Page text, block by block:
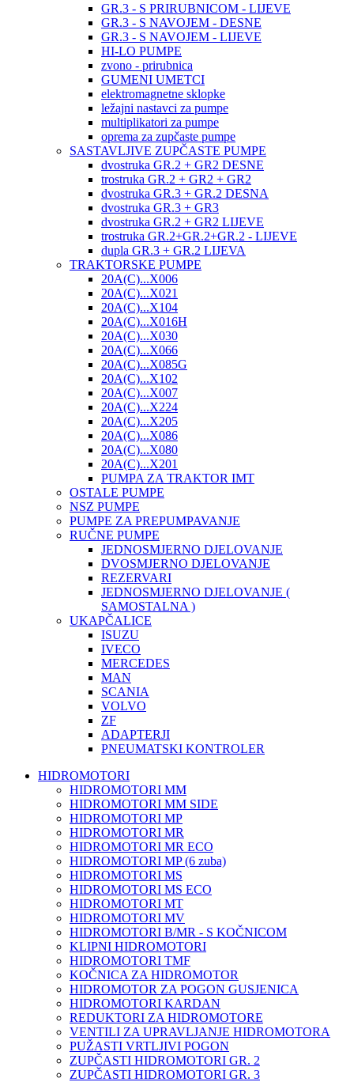
GR.3 - S PRIRUBNICOM - LIJEVE
GR.3 - S NAVOJEM - DESNE
GR.3 - S NAVOJEM - LIJEVE
HI-LO PUMPE
zvono - prirubnica
GUMENI UMETCI
elektromagnetne sklopke
ležajni nastavci za pumpe
multiplikatori za pumpe
oprema za zupčaste pumpe
SASTAVLJIVE ZUPČASTE PUMPE
dvostruka GR.2 + GR2 DESNE
trostruka GR.2 + GR2 + GR2
dvostruka GR.3 + GR.2 DESNA
dvostruka GR.3 + GR3
dvostruka GR.2 + GR2 LIJEVE
trostruka GR.2+GR.2+GR.2 - LIJEVE
dupla GR.3 + GR.2 LIJEVA
TRAKTORSKE PUMPE
20A(C)...X006
20A(C)...X021
20A(C)...X104
20A(C)...X016H
20A(C)...X030
20A(C)...X066
20A(C)...X085G
20A(C)...X102
20A(C)...X007
20A(C)...X224
20A(C)...X205
20A(C)...X086
20A(C)...X080
20A(C)...X201
PUMPA ZA TRAKTOR IMT
OSTALE PUMPE
NSZ PUMPE
PUMPE ZA PREPUMPAVANJE
RUČNE PUMPE
JEDNOSMJERNO DJELOVANJE
DVOSMJERNO DJELOVANJE
REZERVARI
JEDNOSMJERNO DJELOVANJE (
SAMOSTALNA )
UKAPČALICE
ISUZU
IVECO
MERCEDES
MAN
SCANIA
VOLVO
ZF
ADAPTERJI
PNEUMATSKI KONTROLER
HIDROMOTORI
HIDROMOTORI MM
HIDROMOTORI MM SIDE
HIDROMOTORI MP
HIDROMOTORI MR
HIDROMOTORI MR ECO
HIDROMOTORI MP (6 zuba)
HIDROMOTORI MS
HIDROMOTORI MS ECO
HIDROMOTORI MT
HIDROMOTORI MV
HIDROMOTORI B/MR - S KOČNICOM
KLIPNI HIDROMOTORI
HIDROMOTORI TMF
KOČNICA ZA HIDROMOTOR
HIDROMOTOR ZA POGON GUSJENICA
HIDROMOTORI KARDAN
REDUKTORI ZA HIDROMOTORE
VENTILI ZA UPRAVLJANJE HIDROMOTORA
PUŽASTI VRTLJIVI POGON
ZUPČASTI HIDROMOTORI GR. 2
ZUPČASTI HIDROMOTORI GR. 3